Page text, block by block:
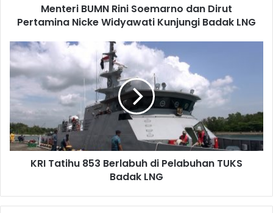
Didampingi oleh Pjs COO Badak LNG Bambang Prijadi dan
Senior Manager Corporate Communication Department
Busori Sunaryo, Menteri BUMN dan Dirut Pertamina
lakukan prosesi tanam pohon di halaman Guest House
Kunjungi
Badak
Menteri BUMN Rini Soemarno dan Dirut
Pertamina Nicke Widyawati Kunjungi Badak LNG
KRI
Tatihu
853
Berlabuh
Pelabuhan
TUKS
Badak
LNG
KRI Tatihu 853 Berlabuh di Pelabuhan TUKS
Badak LNG